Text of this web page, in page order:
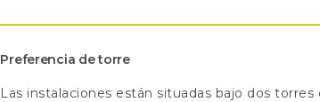
Preferencia de torre
Las instalaciones están situadas bajo dos torres